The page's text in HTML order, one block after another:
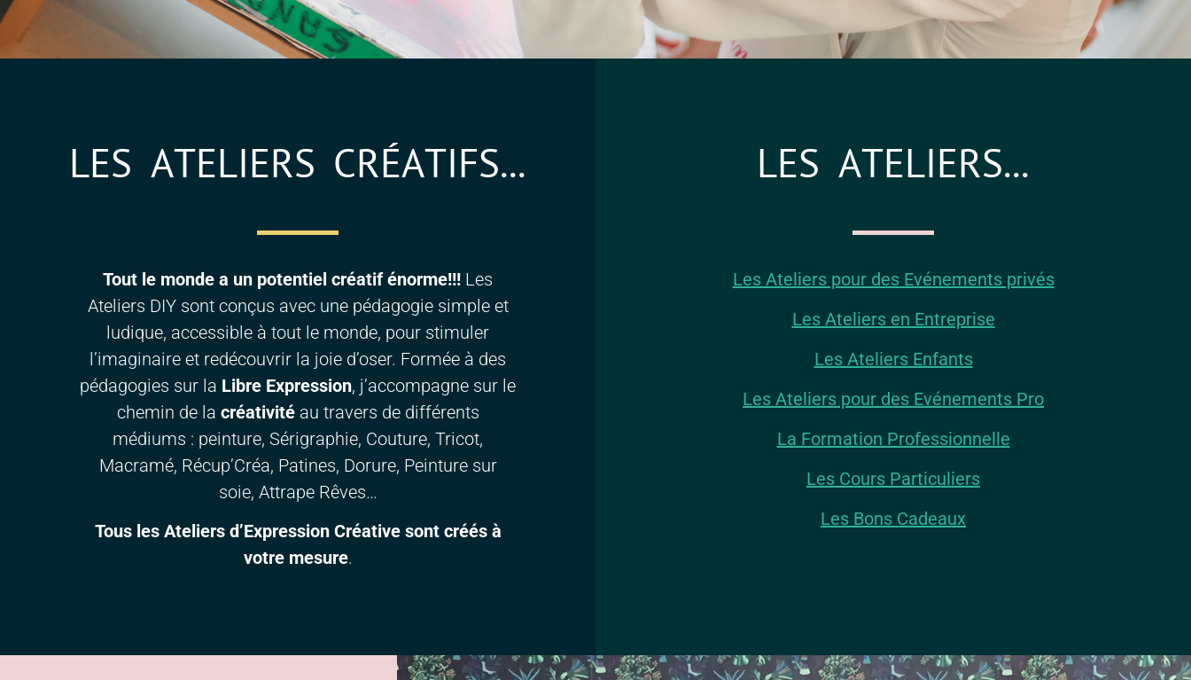
LES ATELIERS CRÉATIFS...
Tout le monde a un potentiel créatif énorme!!! Les
Ateliers DIY sont conçus avec une pédagogie simple et
ludique, accessible à tout le monde, pour stimuler
l’imaginaire et redécouvrir la joie d’oser. Formée à des
pédagogies sur la Libre Expression, j’accompagne sur le
chemin de la créativitéau travers de différents
médiums : peinture, Sérigraphie, Couture, Tricot,
Macramé, Récup’Créa, Patines, Dorure, Peinture sur
soie, Attrape Rêves…
Tous les Ateliers d’Expression Créative sont créés à
votre mesure.
LES ATELIERS...
Les Ateliers pour des Evénements privés
Les Ateliers en Entreprise
Les Ateliers Enfants
Les Ateliers pour des Evénements Pro
La Formation Professionnelle
Les Cours Particuliers
Les Bons Cadeaux